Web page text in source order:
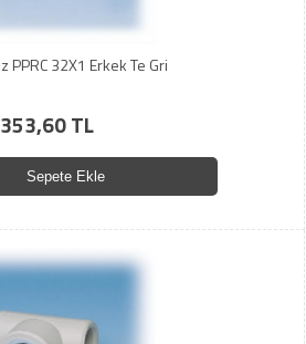
PPRC 32X1 Erkek Te Gri
353,60 TL
Sepete Ekle